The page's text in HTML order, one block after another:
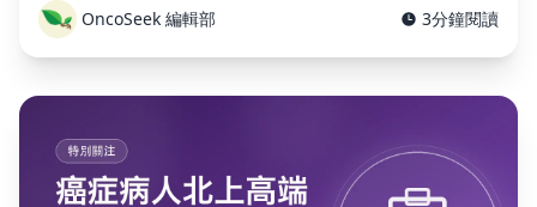
OncoSeek 編輯部
3分鐘閱讀